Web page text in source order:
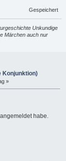
Gespeichert
Unkundige
Märchen auch nur
Konjunktion)
»
habe.